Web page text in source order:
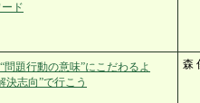
ド
“問題行動の意味”にこだわるよ
決志向”で行こう
森